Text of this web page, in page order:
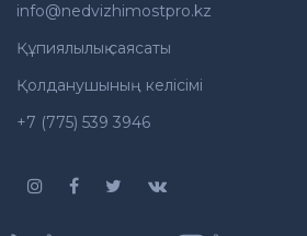
info@nedvizhimostpro.kz
Құпиялылық саясаты
Қолданушының келісімі
+7 (775) 539 3946